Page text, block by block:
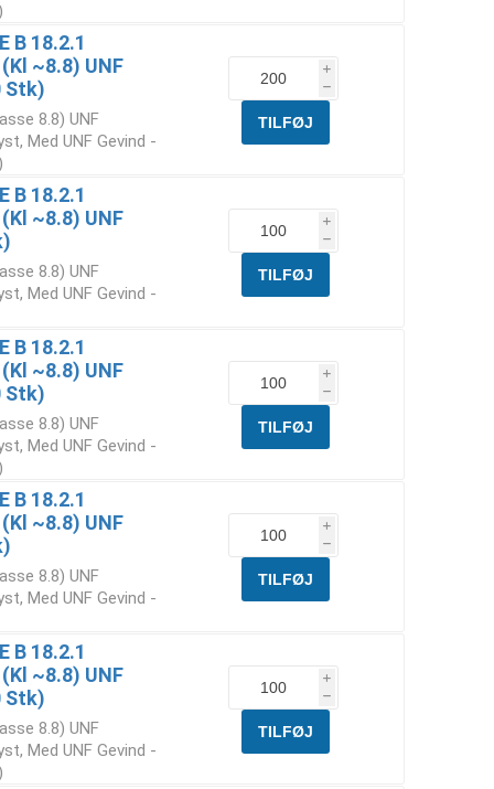
B 18.2.1
~8.8) UNF
Stk)
8.8) UNF
Med UNF Gevind -
i
h
B 18.2.1
~8.8) UNF
8.8) UNF
Med UNF Gevind -
i
h
B 18.2.1
~8.8) UNF
Stk)
8.8) UNF
Med UNF Gevind -
i
h
B 18.2.1
~8.8) UNF
8.8) UNF
Med UNF Gevind -
i
h
B 18.2.1
~8.8) UNF
Stk)
8.8) UNF
Med UNF Gevind -
i
h